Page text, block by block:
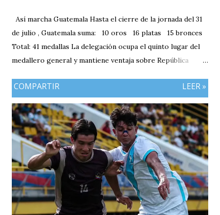
Así marcha Guatemala Hasta el cierre de la jornada del 31
de julio , Guatemala suma: 10 oros 16 platas 15 bronces
Total: 41 medallas La delegación ocupa el quinto lugar del
medallero general y mantiene ventaja sobre República
plata, aunque ambos países registran el mismo número de
oros (10).
COMPARTIR LEER »